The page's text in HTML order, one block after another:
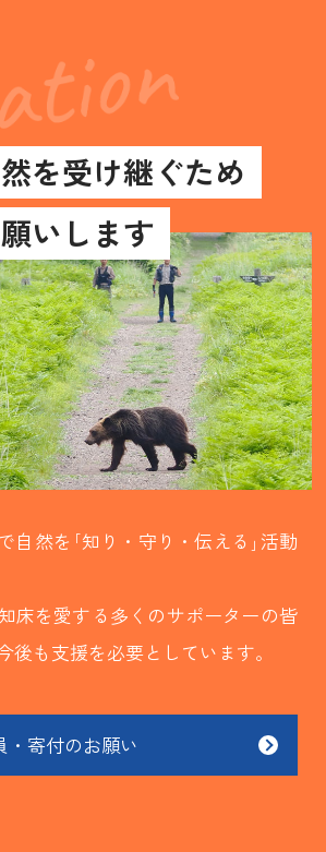
を受け継ぐため
いします
自然を｢知り・守り・伝える｣活動
床を愛する多くのサポーターの皆
後も支援を必要としています。
・寄付のお願い